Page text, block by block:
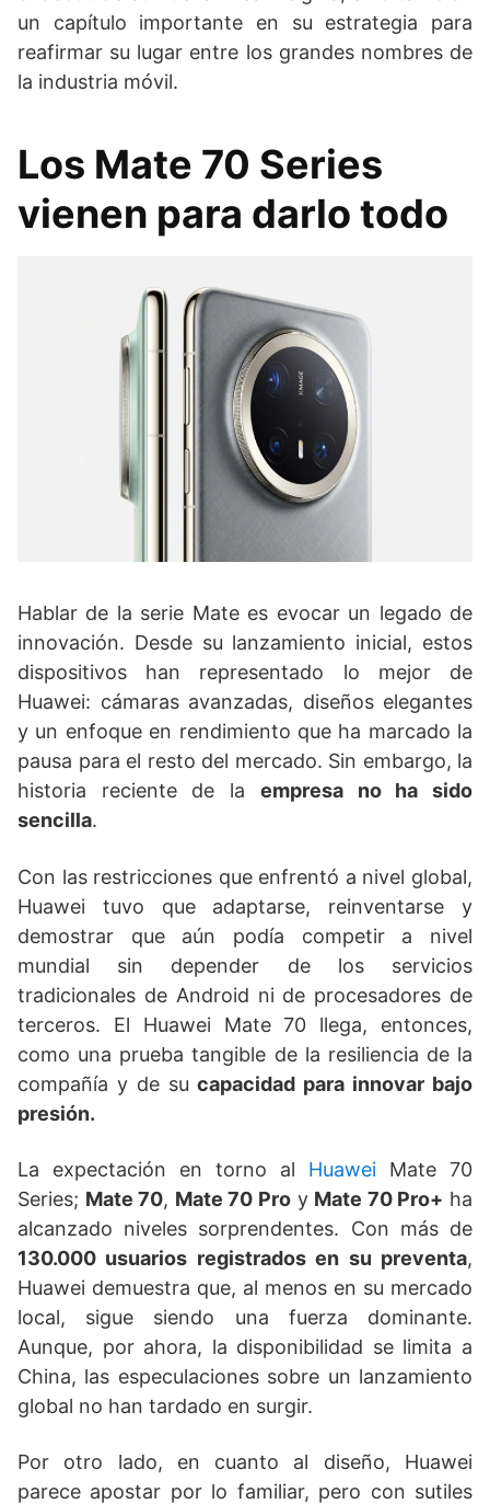
un capítulo importante en su estrategia para
reafirmar su lugar entre los grandes nombres de
la industria móvil.
Los Mate 70 Series
vienen para darlo todo
Hablar de la serie Mate es evocar un legado de
innovación. Desde su lanzamiento inicial, estos
dispositivos han representado lo mejor de
Huawei: cámaras avanzadas, diseños elegantes
y un enfoque en rendimiento que ha marcado la
pausa para el resto del mercado. Sin embargo, la
historia reciente de la empresa no ha sido
sencilla.
Con las restricciones que enfrentó a nivel global,
Huawei tuvo que adaptarse, reinventarse y
demostrar que aún podía competir a nivel
mundial sin depender de los servicios
tradicionales de Android ni de procesadores de
terceros. El Huawei Mate 70 llega, entonces,
como una prueba tangible de la resiliencia de la
compañía y de sucapacidad para innovar bajo
presión.
La expectación en torno al Huawei Mate 70
Series; Mate 70, Mate 70 Pro y Mate 70 Pro+ ha
alcanzado niveles sorprendentes. Con más de
130.000 usuarios registrados en su preventa,
Huawei demuestra que, al menos en su mercado
local, sigue siendo una fuerza dominante.
Aunque, por ahora, la disponibilidad se limita a
China, las especulaciones sobre un lanzamiento
global no han tardado en surgir.
Por otro lado, en cuanto al diseño, Huawei
parece apostar por lo familiar, pero con sutiles